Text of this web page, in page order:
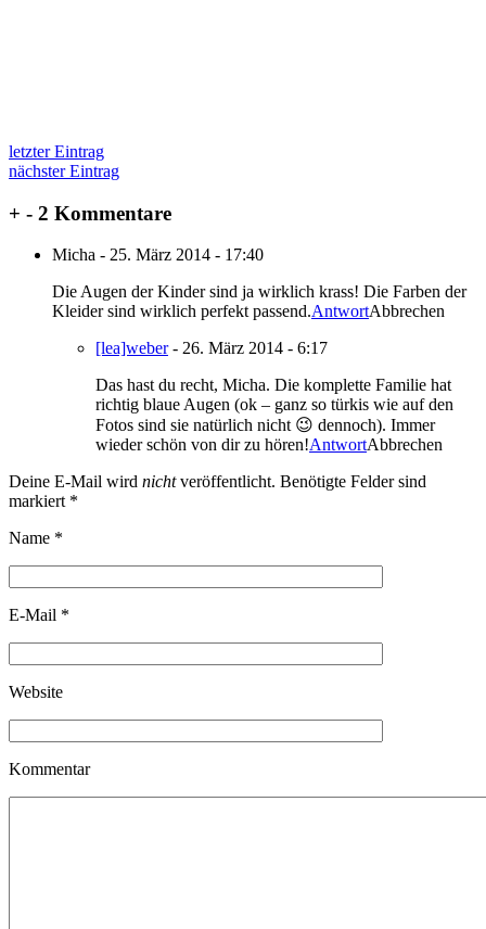
letzter Eintrag
nächster Eintrag
+ - 2 Kommentare
Micha - 25. März 2014 - 17:40
Die Augen der Kinder sind ja wirklich krass! Die Farben der
Kleider sind wirklich perfekt passend.AntwortAbbrechen
[lea]weber - 26. März 2014 - 6:17
Das hast du recht, Micha. Die komplette Familie hat
richtig blaue Augen (ok – ganz so türkis wie auf den
Fotos sind sie natürlich nicht 😉 dennoch). Immer
wieder schön von dir zu hören!AntwortAbbrechen
Deine E-Mail wird nichtveröffentlicht. Benötigte Felder sind
markiert *
Name *
E-Mail *
Website
Kommentar